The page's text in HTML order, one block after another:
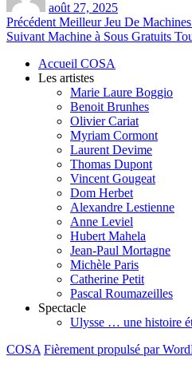
août 27, 2025
Navigation
de
l’article
Précédent Article
précédent :
Meilleur Jeu De
Suivant Article
Machine à Sous Gratuits
Accueil COSA
Les artistes
Marie Laure Boggio
Benoit Brunhes
Olivier Cariat
Myriam Cormont
Laurent Devime
Thomas Dupont
Vincent Gougeat
Dom Herbet
Alexandre Lestienne
Anne Leviel
Hubert Mahela
Jean-Paul Mortagne
Michèle Paris
Catherine Petit
Pascal Roumazeilles
Spectacle
Ulysse … une histoire
COSA Fièrement propulsé par